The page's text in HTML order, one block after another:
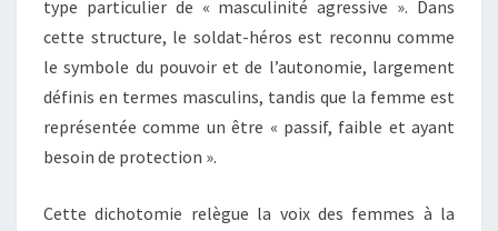
type particulier de « masculinité agressive ». Dans
cette structure, le soldat-héros est reconnu comme
le symbole du pouvoir et de l’autonomie, largement
définis en termes masculins, tandis que la femme est
représentée comme un être « passif, faible et ayant
besoin de protection ».
Cette dichotomie relègue la voix des femmes à la